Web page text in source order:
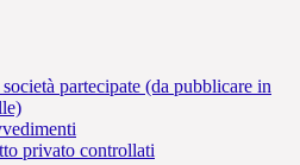
partecipate (da pubblicare in
privato controllati